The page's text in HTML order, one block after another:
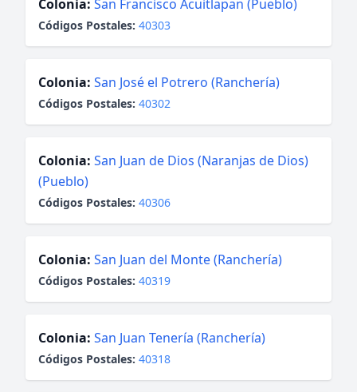
Colonia: San Francisco Acuitlapan (Pueblo)
Códigos Postales: 40303
Colonia: San José el Potrero (Ranchería)
Códigos Postales: 40302
Colonia: San Juan de Dios (Naranjas de Dios)
(Pueblo)
Códigos Postales: 40306
Colonia: San Juan del Monte (Ranchería)
Códigos Postales: 40319
Colonia: San Juan Tenería (Ranchería)
Códigos Postales: 40318